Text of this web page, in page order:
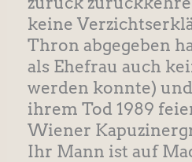
keine
Thron abgegeben
als Ehefrau auch
werden konnte)
ihrem Tod 1989
Wiener
Ihr Mann ist auf